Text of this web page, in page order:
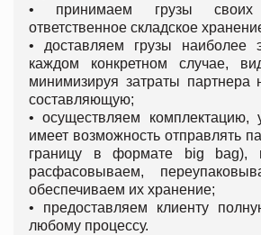
• принимаем грузы
ответственное складское
• доставляем грузы наиболее
каждом конкретном случае,
минимизируя затраты партнера
составляющую;
• осуществляем комплектацию,
имеет возможность отправлять
границу в формате big bag),
расфасовываем,
обеспечиваем их хранение;
• предоставляем клиенту
любому процессу.